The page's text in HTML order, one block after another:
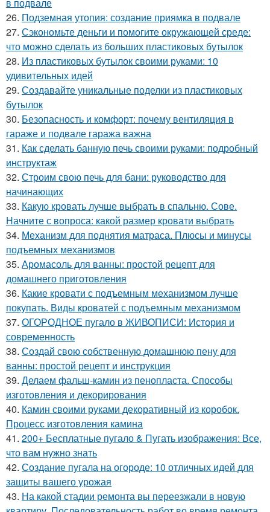
26. Подземная утопия: создание приямка в подвале
27. Сэкономьте деньги и помогите окружающей среде:
что можно сделать из больших пластиковых бутылок
28. Из пластиковых бутылок своими руками: 10
удивительных идей
29. Создавайте уникальные поделки из пластиковых
бутылок
30. Безопасность и комфорт: почему вентиляция в
гараже и подвале гаража важна
31. Как сделать банную печь своими руками: подробный
инструктаж
32. Строим свою печь для бани: руководство для
начинающих
33. Какую кровать лучше выбрать в спальню. Сове.
Начните с вопроса: какой размер кровати выбрать
34. Механизм для поднятия матраса. Плюсы и минусы
подъемных механизмов
35. Аромасоль для ванны: простой рецепт для
домашнего приготовления
36. Какие кровати с подъемным механизмом лучше
покупать. Виды кроватей с подъемным механизмом
37. ОГОРОДНОЕ пугало в ЖИВОПИСИ: История и
современность
38. Создай свою собственную домашнюю пену для
ванны: простой рецепт и инструкция
39. Делаем фальш-камин из пенопласта. Способы
изготовления и декорирования
40. Камин своими руками декоративный из коробок.
Процесс изготовления камина
41. 200+ Бесплатные пугало & Пугать изображения: Все,
что вам нужно знать
42. Создание пугала на огороде: 10 отличных идей для
защиты вашего урожая
43. На какой стадии ремонта вы переезжали в новую